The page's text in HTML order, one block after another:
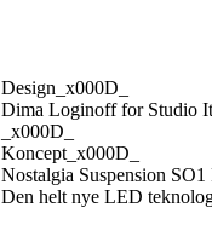
Design_x000D_
Dima Loginoff for Studio
_x000D_
Koncept_x000D_
Nostalgia Suspension
Den helt nye LED